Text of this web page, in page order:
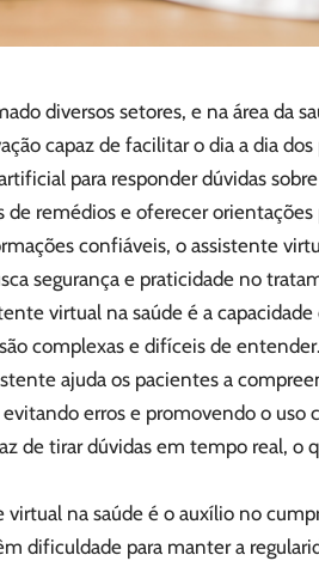
diversos setores, e na área da
capaz de facilitar o dia a dia dos
para responder dúvidas
remédios e oferecer orientações
confiáveis, o assistente
segurança e praticidade no
virtual na saúde é a
complexas e difíceis de
ajuda os pacientes a
erros e promovendo o uso
de tirar dúvidas em tempo real, o
na saúde é o auxílio no
dificuldade para manter a